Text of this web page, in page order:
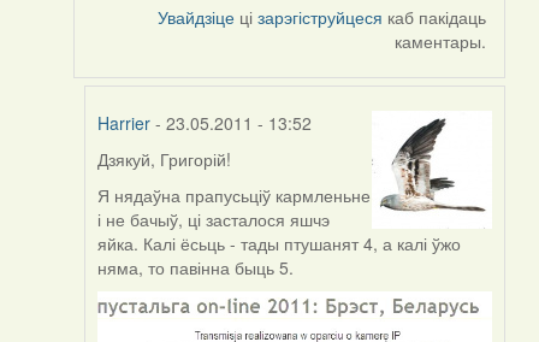
Увайдзіце цізарэгіструйцеся каб пакідаць
каментары.
Harrier - 23.05.2011 - 13:52
In
reply
to
by
Григорій
(госць)
Дзякуй, Григорій!
Я нядаўна прапусьціў кармленьне
і не бачыў, ці засталося яшчэ
яйка. Калі ёсьць - тады птушанят 4, а калі ўжо
няма, то павінна быць 5.